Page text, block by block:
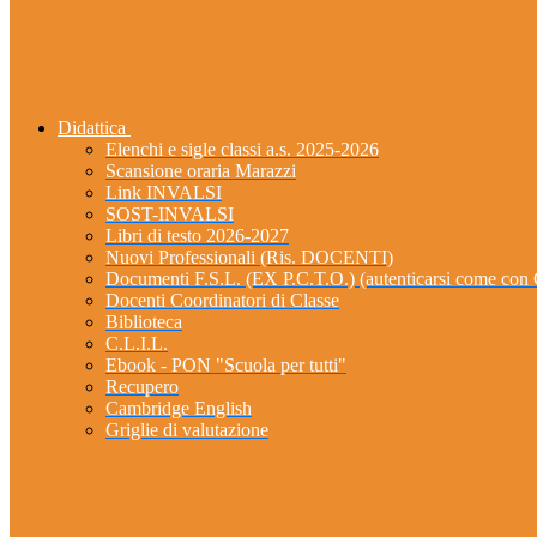
Didattica
Elenchi e sigle classi a.s. 2025-2026
Scansione oraria Marazzi
Link INVALSI
SOST-INVALSI
Libri di testo 2026-2027
Nuovi Professionali (Ris. DOCENTI)
Documenti F.S.L. (EX P.C.T.O.) (autenticarsi come
Docenti Coordinatori di Classe
Biblioteca
C.L.I.L.
Ebook - PON "Scuola per tutti"
Recupero
Cambridge English
Griglie di valutazione